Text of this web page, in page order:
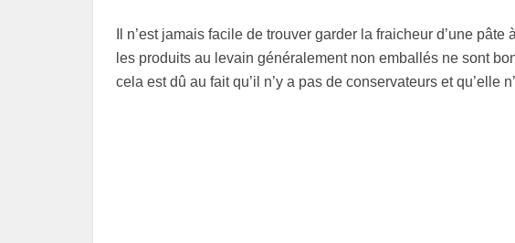
Il n’est jamais facile de trouver garder la fraicheur d’une
les produits au levain généralement non emballés ne sont
cela est dû au fait qu’il n’y a pas de conservateurs et qu’elle